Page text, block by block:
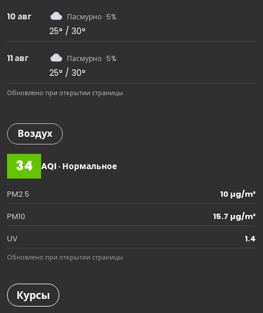
10 авг Пасмурно · 5%
25° / 30°
11 авг Пасмурно · 5%
25° / 30°
Обновлено при открытии страницы
Воздух
34 AQI · Нормальное
PM2.5
10 µg/m³
PM10
15.7 µg/m³
UV
1.4
Обновлено при открытии страницы
Курсы